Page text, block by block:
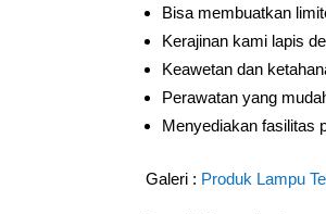
Bisa membuatkan
Kerajinan kami lapis
Keawetan dan
Perawatan yang
Menyediakan fasilitas
Galeri : Produk Lampu